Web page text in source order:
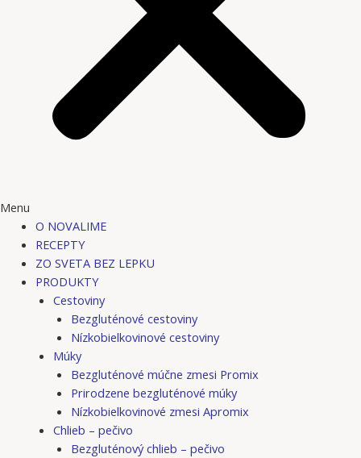
Menu
O NOVALIME
RECEPTY
ZO SVETA BEZ LEPKU
PRODUKTY
Cestoviny
Bezgluténové cestoviny
Nízkobielkovinové cestoviny
Múky
Bezgluténové múčne zmesi Promix
Prirodzene bezgluténové múky
Nízkobielkovinové zmesi Apromix
Chlieb – pečivo
Bezgluténový chlieb – pečivo